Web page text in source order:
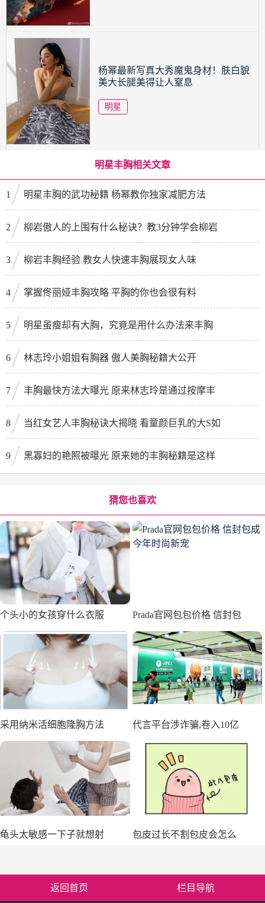
杨幂最新写真大秀魔鬼身材！肤白貌
美大长腿美得让人窒息
明星
明星丰胸相关文章
1 明星丰胸的武功秘籍 杨幂教你独家减肥方法
2 柳岩傲人的上围有什么秘诀？教3分钟学会柳岩
3 柳岩丰胸经验 教女人快速丰胸展现女人味
4 掌握佟丽娅丰胸攻略 平胸的你也会很有料
5 明星虽瘦却有大胸，究竟是用什么办法来丰胸
6 林志玲小姐姐有胸器 傲人美胸秘籍大公开
7 丰胸最快方法大曝光 原来林志玲是通过按摩丰
8 当红女艺人丰胸秘诀大揭晓 看童颜巨乳的大S如
9 黑寡妇的艳照被曝光 原来她的丰胸秘籍是这样
猜您也喜欢
个头小的女孩穿什么衣服 Prada官网包包价格 信封包
采用纳米活细胞隆胸方法 代言平台涉诈骗,卷入10亿
龟头太敏感一下子就想射 包皮过长不割包皮会怎么
返回首页 栏目导航